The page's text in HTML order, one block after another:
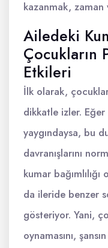
kazanmak,
Ailedeki
Çocukların
Etkileri
İlk olarak,
dikkatle izler. Eğer
yaygındaysa, bu
davranışlarını
kumar
da ileride benzer
gösteriyor. Yani,
oynamasını,